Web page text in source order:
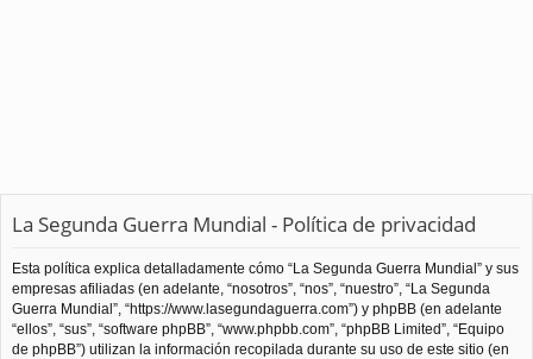
La Segunda Guerra Mundial - Política de privacidad
Esta política explica detalladamente cómo “La Segunda Guerra Mundial” y sus
empresas afiliadas (en adelante, “nosotros”, “nos”, “nuestro”, “La Segunda
Guerra Mundial”, “https://www.lasegundaguerra.com”) y phpBB (en adelante
“ellos”, “sus”, “software phpBB”, “www.phpbb.com”, “phpBB Limited”, “Equipo
de phpBB”) utilizan la información recopilada durante su uso de este sitio (en